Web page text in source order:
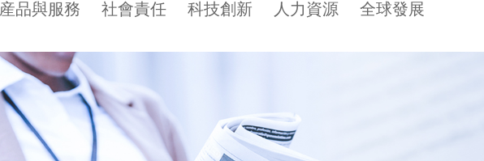
産品與服務 社會責任 科技創新 人力資源 全球發展